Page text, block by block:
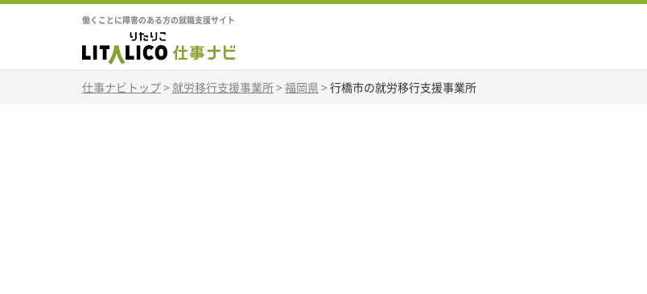
働くことに障害のある方の就職支援サイト
仕事ナビトップ> 就労移行支援事業所> 福岡県 > 行橋市の就労移行支援事業所